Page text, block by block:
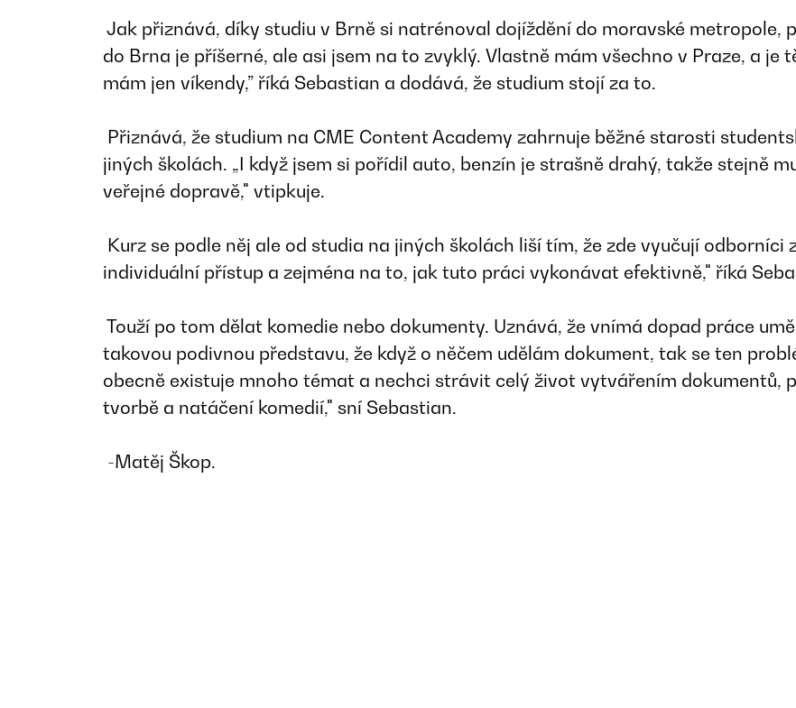
Jak přiznává, díky studiu v Brně si natrénoval dojíždění do moravské metropole,
do Brna je příšerné, ale asi jsem na to zvyklý. Vlastně mám všechno v Praze, a je
mám jen víkendy,” říká Sebastian a dodává, že studium stojí za to.
Přiznává, že studium na CME Content Academy zahrnuje běžné starosti
jiných školách. „I když jsem si pořídil auto, benzín je strašně drahý, takže stejně
veřejné dopravě," vtipkuje.
Kurz se podle něj ale od studia na jiných školách liší tím, že zde vyučují odborníci
individuální přístup a zejména na to, jak tuto práci vykonávat efektivně," říká
Touží po tom dělat komedie nebo dokumenty. Uznává, že vnímá dopad práce
takovou podivnou představu, že když o něčem udělám dokument, tak se ten
obecně existuje mnoho témat a nechci strávit celý život vytvářením dokumentů,
tvorbě a natáčení komedií," sní Sebastian.
-Matěj Škop.